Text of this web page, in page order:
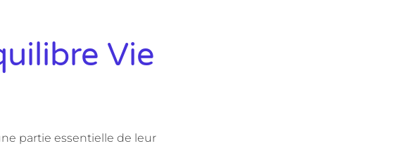
Vie
partie essentielle de leur